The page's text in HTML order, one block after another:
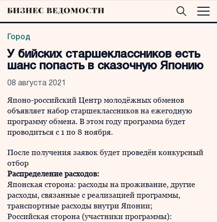
Город
У бийских старшеклассников есть
шанс попасть в сказочную Японию
08 августа 2021
Японо-российский Центр молодёжных обменов
объявляет набор старшеклассников на ежегодную
программу обмена. В этом году программа будет
проводиться с 1 по 8 ноября.
После получения заявок будет проведён конкурсный
отбор
Распределение расходов:
Японская сторона: расходы на проживание, другие
расходы, связанные с реализацией программы,
транспортные расходы внутри Японии;
Российская сторона (участники программы):